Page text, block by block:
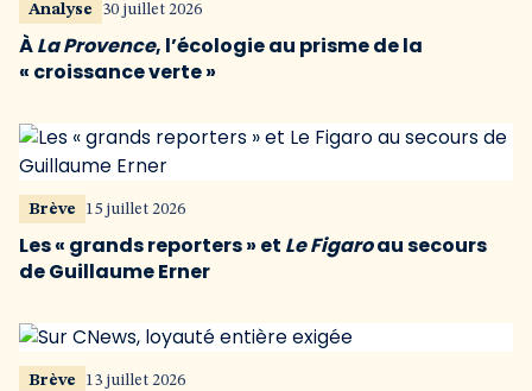
Analyse 30 juillet 2026
ÀLa Provence, l’écologie au prisme de la
« croissance verte »
Brève 15 juillet 2026
Les « grands reporters » et Le Figaroau secours
de Guillaume Erner
Brève 13 juillet 2026